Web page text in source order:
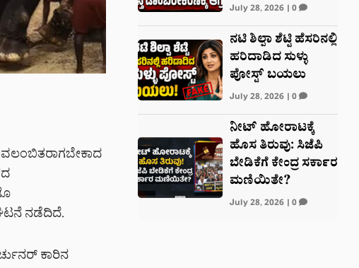
ನಡೆದಿದೆ.
ಕಾರಿನ
July 28, 2026| 0
ನಟಿ ಶಿಲ್ಪಾ ಶೆಟ್ಟಿ ಹೆಸರಿನಲ್ಲಿ
ಹರಿದಾಡಿದ ಸುಳ್ಳು
ಪೋಸ್ಟ್‌ ಬಯಲು
July 28, 2026| 0
ನೀಟ್ ಹೋರಾಟಕ್ಕೆ
ಹೊಸ ತಿರುವು: ಸಿಜೆಪಿ
ಬೇಡಿಕೆಗೆ ಕೇಂದ್ರ ಸರ್ಕಾರ
ಮಣಿಯಿತೇ?
July 28, 2026| 0